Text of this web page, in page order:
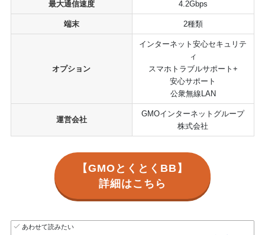
最大通信速度 4.2Gbps
端末 2種類
オプション
インターネット安心セキュリテ
ィ
スマホトラブルサポート+
安心サポート
公衆無線LAN
運営会社
GMOインターネットグループ
株式会社
【GMOとくとくBB】
詳細はこちら
あわせて読みたい